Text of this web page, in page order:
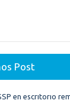
Post
en escritorio